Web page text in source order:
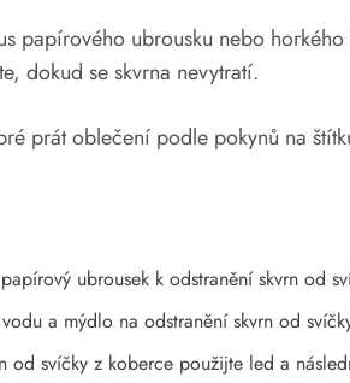
papírového ubrousku nebo
dokud se skvrna nevytratí.
prát oblečení podle pokynů na
ubrousek k odstranění skvrn od
a mýdlo na odstranění skvrn od
od svíčky z koberce použijte led a